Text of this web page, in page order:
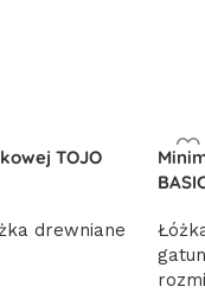
TOJO
drewniane